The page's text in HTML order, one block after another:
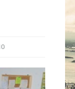
Azərbaycan